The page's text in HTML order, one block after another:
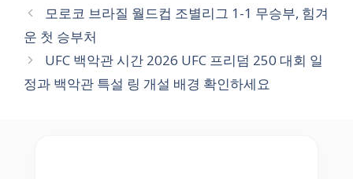
모로코 브라질 월드컵 조별리그 1-1 무승부, 힘겨
운 첫 승부처
UFC 백악관 시간 2026 UFC 프리덤 250 대회 일
정과 백악관 특설 링 개설 배경 확인하세요